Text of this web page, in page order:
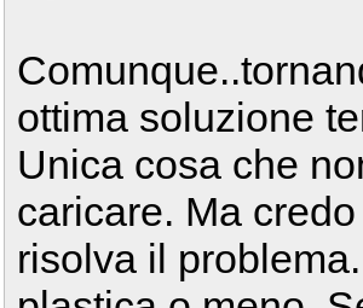
ottima soluzione
Unica cosa che
caricare. Ma
risolva il